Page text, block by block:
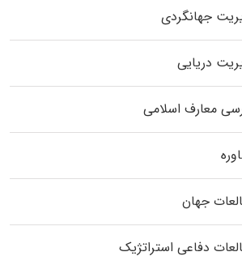
جهانگردی
دریایی
معارف اسلامی
جهان
دفاعی استراتژیک